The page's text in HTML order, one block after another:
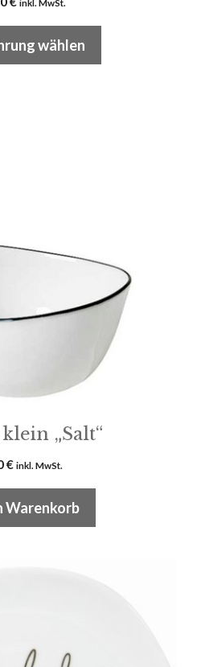
inkl. MwSt.
wählen
„Salt“
€ inkl. MwSt.
Warenkorb